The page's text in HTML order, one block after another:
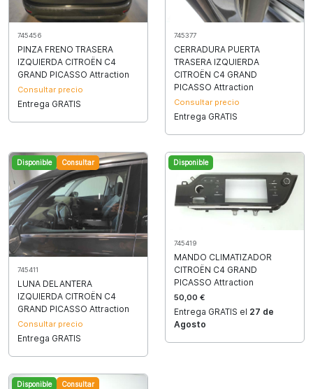
745456
PINZA FRENO TRASERA
IZQUIERDA CITROËN C4
GRAND PICASSO Attraction
Consultar precio
Entrega GRATIS
745377
CERRADURA PUERTA
TRASERA IZQUIERDA
CITROËN C4 GRAND
PICASSO Attraction
Consultar precio
Entrega GRATIS
Disponible Consultar
745411
LUNA DELANTERA
IZQUIERDA CITROËN C4
GRAND PICASSO Attraction
Consultar precio
Entrega GRATIS
Disponible
745419
MANDO CLIMATIZADOR
CITROËN C4 GRAND
PICASSO Attraction
50,00 €
Entrega GRATIS el 27 de
Agosto
Disponible Consultar